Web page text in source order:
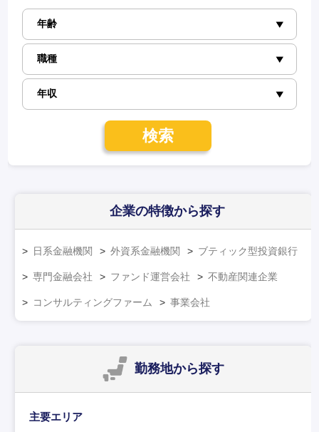
検索
企業の特徴から探す
日系金融機関 外資系金融機関 ブティック型投資銀行
専門金融会社 ファンド運営会社 不動産関連企業
コンサルティングファーム 事業会社
勤務地から探す
主要エリア